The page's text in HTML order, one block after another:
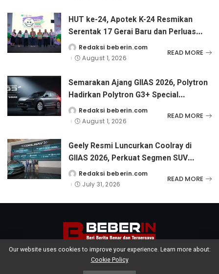
HUT ke-24, Apotek K-24 Resmikan
Serentak 17 Gerai Baru dan Perluas
Upaya Pencegahan Stunting Melalui
Festival Sehat Ceria si Kecil di NTT
Posted
by
Redaksi beberin.com
August 1, 2026
READ MORE
Semarakan Ajang GIIAS 2026, Polytron
Hadirkan Polytron G3+ Special
Collaboration dengan Tampilan Two-
Tone
Posted
by
Redaksi beberin.com
August 1, 2026
READ MORE
Geely Resmi Luncurkan Coolray di
GIIAS 2026, Perkuat Segmen SUV
dengan Performa Turbo dan Fitur
Lengkap untuk Mobilitas Harian.
Posted
by
Redaksi beberin.com
July 31, 2026
READ MORE
Our website uses cookies to improve your experience. Learn more about:
Cookie Policy